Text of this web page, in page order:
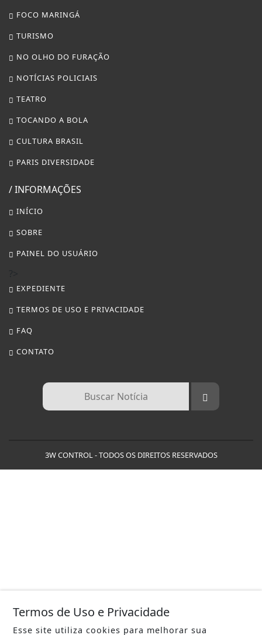
FOCO MARINGÁ
TURISMO
NO OLHO DO FURAÇÃO
NOTÍCIAS POLICIAIS
TEATRO
TOCANDO A BOLA
CULTURA BRASIL
PARIS DIVERSIDADE
/ INFORMAÇÕES
INÍCIO
SOBRE
PAINEL DO USUÁRIO
EXPEDIENTE
TERMOS DE USO E PRIVACIDADE
FAQ
CONTATO
3W CONTROL - TODOS OS DIREITOS RESERVADOS
Termos de Uso e Privacidade
Esse site utiliza cookies para melhorar sua